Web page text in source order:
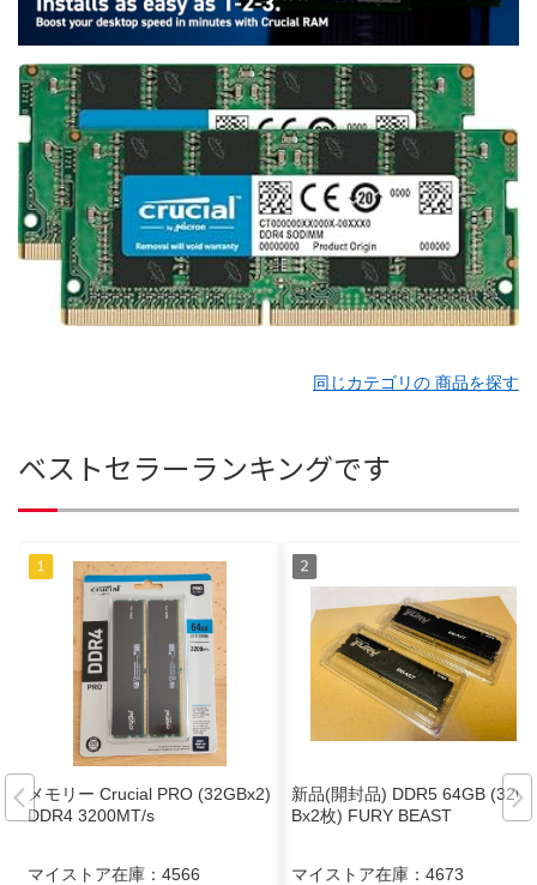
同じカテゴリの 商品を探す
ベストセラーランキングです
メモリー Crucial PRO (32GBx2)
DDR4 3200MT/s
マイストア在庫： 4566
新品(開封品) DDR5 64GB (32G
Bx2枚) FURY BEAST
マイストア在庫： 4673